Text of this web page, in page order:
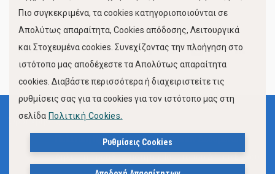
FOLLOW US
Όροι Χρήσης
Πολιτική Προστασίας Προσωπικών Δεδομένων
Πιο συγκεκριμένα, τα cookies κατηγοριοποιούνται σε
Απολύτως απαραίτητα, Cookies απόδοσης, Λειτουργικά
και Στοχευμένα cookies. Συνεχίζοντας την πλοήγηση στο
ιστότοπο μας αποδέχεστε τα Απολύτως απαραίτητα
cookies. Διαβάστε περισσότερα ή διαχειριστείτε τις
ρυθμίσεις σας για τα cookies για τον ιστότοπο μας στη
σελίδα Πολιτική Cookies.
Ρυθμίσεις Cookies